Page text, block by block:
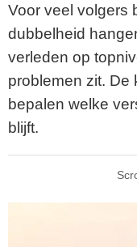
Voor veel volgers
dubbelheid
verleden op
problemen zit. De
bepalen welke
blijft.